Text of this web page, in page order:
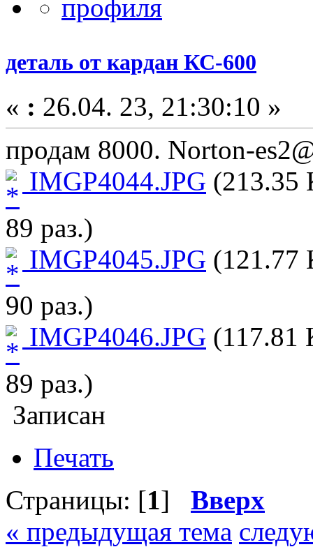
деталь от кардан КС-600
« : 26.04. 23, 21:30:10 »
продам 8000. Norton-
IMGP4044.JPG (213.35
89 раз.)
IMGP4045.JPG (121.77
90 раз.)
IMGP4046.JPG (117.81
89 раз.)
Записан
Печать
Страницы: [1] Вверх
« предыдущая тема